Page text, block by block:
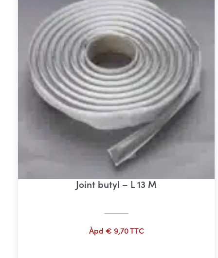
Joint butyl – L 13 M
Àpd € 9,70TTC